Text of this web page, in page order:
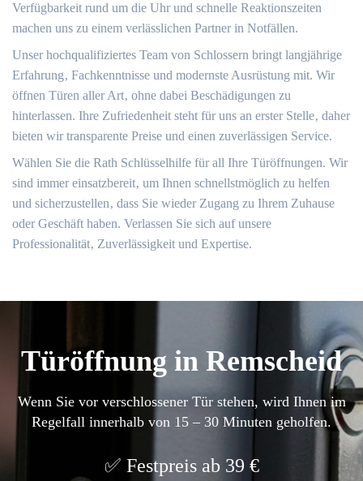
Verfügbarkeit rund um die Uhr und schnelle Reaktionszeiten
machen uns zu einem verlässlichen Partner in Notfällen.​
Unser hochqualifiziertes Team von Schlossern bringt langjährige
Erfahrung‚ Fachkenntnisse und modernste Ausrüstung mit.​ Wir
öffnen Türen aller Art‚ ohne dabei Beschädigungen zu
hinterlassen.​ Ihre Zufriedenheit steht für uns an erster Stelle‚ daher
bieten wir transparente Preise und einen zuverlässigen Service.​
Wählen Sie die Rath Schlüsselhilfe für all Ihre Türöffnungen. Wir
sind immer einsatzbereit‚ um Ihnen schnellstmöglich zu helfen
und sicherzustellen‚ dass Sie wieder Zugang zu Ihrem Zuhause
oder Geschäft haben.​ Verlassen Sie sich auf unsere
Professionalität‚ Zuverlässigkeit und Expertise.​
Türöffnung in Remscheid
Wenn Sie vor verschlossener Tür stehen, wird Ihnen im
Regelfall innerhalb von 15 – 30 Minuten geholfen.
Festpreis ab 39 €